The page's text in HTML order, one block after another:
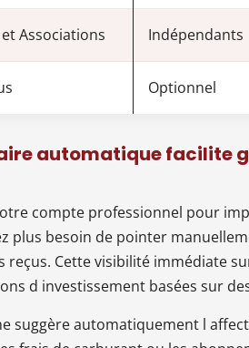
et Associations Indépendants
Optionnel
automatique facilite
compte professionnel pour
plus besoin de pointer
Cette visibilité immédiate
d investissement basées sur
suggère automatiquement l